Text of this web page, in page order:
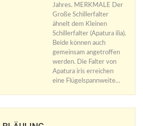
Jahres. MERKMALE Der
Große Schillerfalter
ähnelt dem Kleinen
Schillerfalter (Apatura ilia).
Beide können auch
gemeinsam angetroffen
werden. Die Falter von
Apatura iris erreichen
eine Flügelspannweite…